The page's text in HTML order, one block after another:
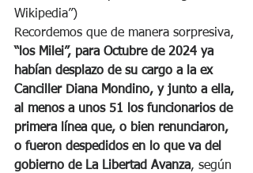
Wikipedia”)
Recordemos que de manera sorpresiva,
“los Milei”, para Octubre de 2024 ya
habían desplazo de su cargo a la ex
Canciller Diana Mondino, y junto a ella,
al menos a unos 51 los funcionarios de
primera línea que, o bien renunciaron,
o fueron despedidos en lo que va del
gobierno de La Libertad Avanza, según